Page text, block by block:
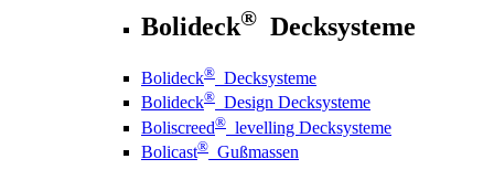
Bolideck® Decksysteme
Bolideck® Decksysteme
Bolideck® Design Decksysteme
Boliscreed® levelling Decksysteme
Bolicast® Gußmassen